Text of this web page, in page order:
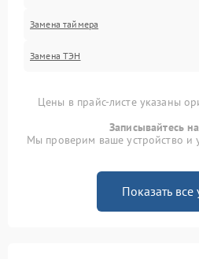
Замена таймера
Замена ТЭН
Цены в прайс-листе указаны
Записывайтесь
Мы проверим ваше устройство и
Показать все